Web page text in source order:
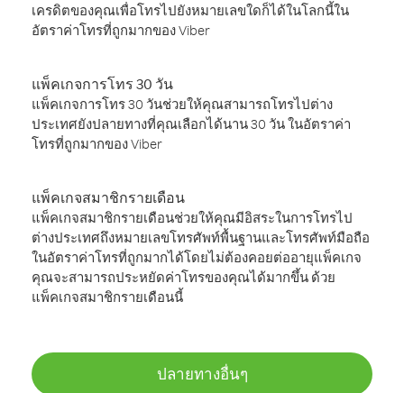
เครดิตของคุณเพื่อโทรไปยังหมายเลขใดก็ได้ในโลกนี้ใน
อัตราค่าโทรที่ถูกมากของ Viber
แพ็คเกจการโทร 30 วัน
แพ็คเกจการโทร 30 วันช่วยให้คุณสามารถโทรไปต่าง
ประเทศยังปลายทางที่คุณเลือกได้นาน 30 วัน ในอัตราค่า
โทรที่ถูกมากของ Viber
แพ็คเกจสมาชิกรายเดือน
แพ็คเกจสมาชิกรายเดือนช่วยให้คุณมีอิสระในการโทรไป
ต่างประเทศถึงหมายเลขโทรศัพท์พื้นฐานและโทรศัพท์มือถือ
ในอัตราค่าโทรที่ถูกมากได้โดยไม่ต้องคอยต่ออายุแพ็คเกจ
คุณจะสามารถประหยัดค่าโทรของคุณได้มากขึ้น ด้วย
แพ็คเกจสมาชิกรายเดือนนี้
ปลายทางอื่นๆ